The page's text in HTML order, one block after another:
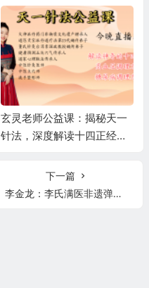
玄灵老师公益课：揭秘天一
针法，深度解读十四正经，
下一篇
李金龙：李氏满医非遗弹指脉、萨满神针秒杀乳腺增生！